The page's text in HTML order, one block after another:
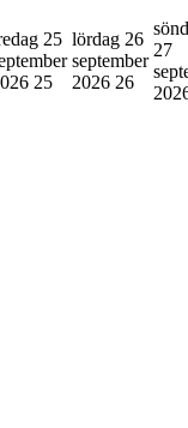
25
25
lördag 26
september
2026 26
27